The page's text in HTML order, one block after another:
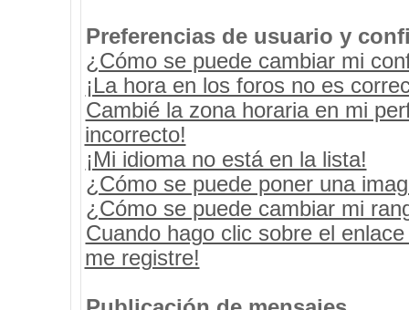
Preferencias de usuario y
¿Cómo se puede cambiar mi
¡La hora en los foros no es
Cambié la zona horaria en mi
incorrecto!
¡Mi idioma no está en la lista!
¿Cómo se puede poner una
¿Cómo se puede cambiar mi
Cuando hago clic sobre el
me registre!